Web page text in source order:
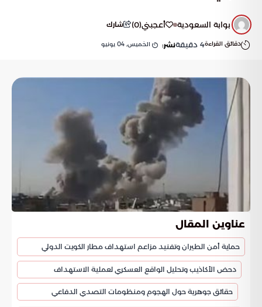
بوابة السعودية أعجبني(
0
) شارك
دقائق القراءة4 دقيقةنشر: الخميس, 04 يونيو
عناوين المقال
حماية أمن الطيران وتفنيد مزاعم استهداف مطار الكويت الدولي
دحض الأكاذيب وتحليل الواقع العسكري لعملية الاستهداف
حقائق جوهرية حول الهجوم ومنظومات التصدي الدفاعي